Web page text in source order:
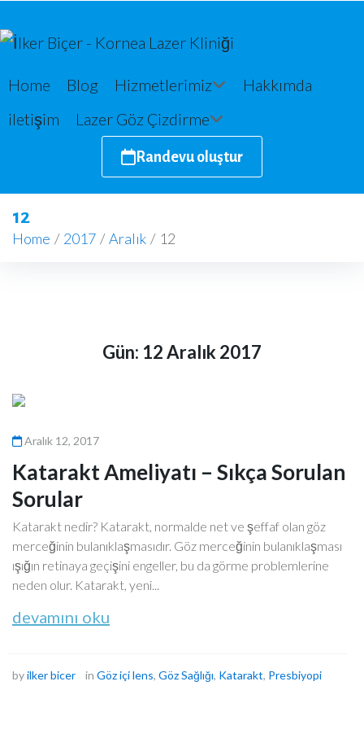
Home Blog Hizmetlerimiz
Hakkımda
iletişim
Lazer Göz Çizdirme
Randevu oluştur
12
Home / 2017 / Aralık / 12
Gün: 12 Aralık 2017
Aralık 12, 2017
Katarakt Ameliyatı – Sıkça Sorulan
Sorular
Katarakt nedir? Katarakt, normalde net ve şeffaf olan göz
merceğinin bulanıklaşmasıdır. Göz merceğinin bulanıklaşması
ışığın retinaya geçişini engeller, bu da görme problemlerine
neden olur. Katarakt, yeni...
devamını oku
byilker bicer in Göz içi lens, Göz Sağlığı, Katarakt, Presbiyopi